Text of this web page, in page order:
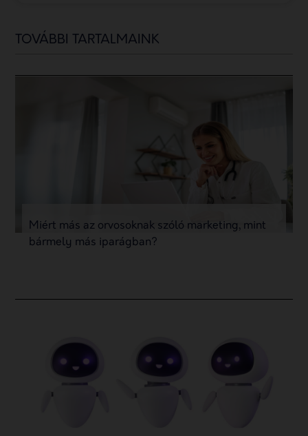
TOVÁBBI TARTALMAINK
Miért más az orvosoknak szóló marketing, mint
bármely más iparágban?